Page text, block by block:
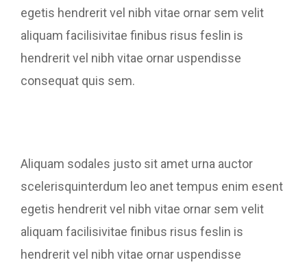
egetis hendrerit vel nibh vitae ornar sem velit
aliquam facilisivitae finibus risus feslin is
hendrerit vel nibh vitae ornar uspendisse
consequat quis sem.
Aliquam sodales justo sit amet urna auctor
scelerisquinterdum leo anet tempus enim esent
egetis hendrerit vel nibh vitae ornar sem velit
aliquam facilisivitae finibus risus feslin is
hendrerit vel nibh vitae ornar uspendisse